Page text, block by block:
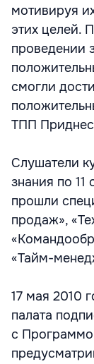
мотивируя
этих целей.
проведении
смогли
ТПП
Слушатели
знания по 11
прошли
продаж»,
«Тайм-
17 мая 2010
палата
с